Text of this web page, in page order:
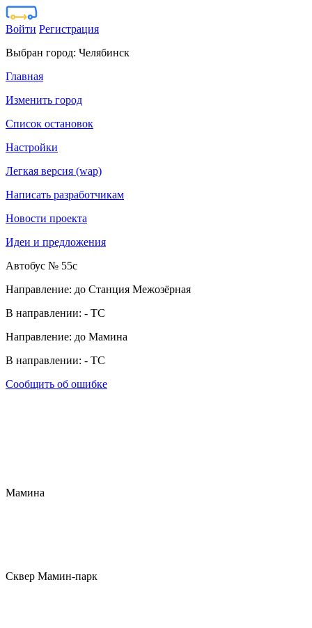
Войти Регистрация
Выбран город: Челябинск
Главная
Изменить город
Список остановок
Настройки
Легкая версия (wap)
Написать разработчикам
Новости проекта
Идеи и предложения
Автобус № 55с
Направление: до Станция Межозёрная
В направлении: - ТС
Направление: до Мамина
В направлении: - ТС
Сообщить об ошибке
Мамина
Сквер Мамин-парк